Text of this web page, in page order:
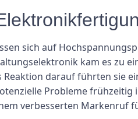
sich auf
kam es zu
darauf führten sie
Probleme
verbesserten Markenruf